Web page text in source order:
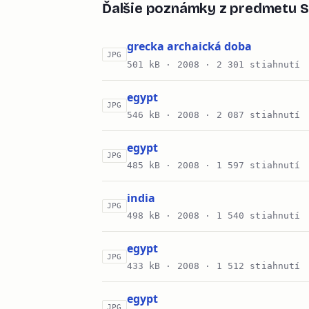
Ďalšie poznámky z predmetu
JPG
grecka archaická doba
501 kB · 2008 · 2 301 stiahnutí
JPG
egypt
546 kB · 2008 · 2 087 stiahnutí
JPG
egypt
485 kB · 2008 · 1 597 stiahnutí
JPG
india
498 kB · 2008 · 1 540 stiahnutí
JPG
egypt
433 kB · 2008 · 1 512 stiahnutí
JPG
egypt